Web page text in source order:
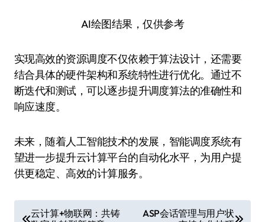
AI绘图结果，仅供参考
实现高效的资源调度不仅依赖于算法设计，还需要
结合具体的硬件架构和系统特性进行优化。通过不
断迭代和测试，可以逐步提升调度算法的准确性和
响应速度。
未来，随着人工智能技术的发展，智能调度系统有
望进一步提升云计算平台的自动化水平，为用户提
供更稳定、高效的计算服务。
云计算+物联网：共铸
ASP会话管理与用户状